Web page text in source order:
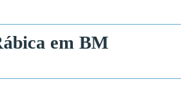
em BM